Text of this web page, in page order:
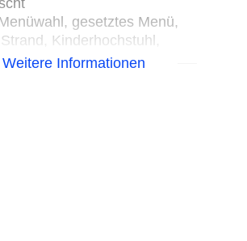
gesetztes Menü,
Kinderhochstuhl,
Weitere Informationen